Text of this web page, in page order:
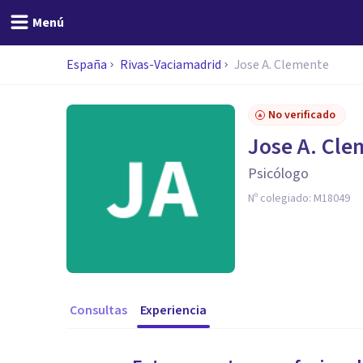
Menú
España Rivas-Vaciamadrid Jose A. Clemente
No verificado
Jose A.
Psicólogo
Nº colegiado: M18049
Consultas Experiencia